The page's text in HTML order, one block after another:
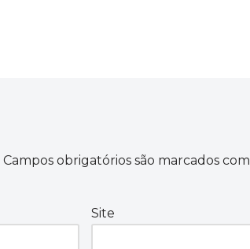
Campos obrigatórios são marcados com
Site